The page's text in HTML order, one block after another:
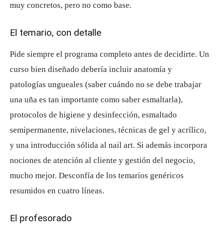
muy concretos, pero no como base.
El temario, con detalle
Pide siempre el programa completo antes de decidirte. Un
curso bien diseñado debería incluir anatomía y
patologías ungueales (saber cuándo no se debe trabajar
una uña es tan importante como saber esmaltarla),
protocolos de higiene y desinfección, esmaltado
semipermanente, nivelaciones, técnicas de gel y acrílico,
y una introducción sólida al nail art. Si además incorpora
nociones de atención al cliente y gestión del negocio,
mucho mejor. Desconfía de los temarios genéricos
resumidos en cuatro líneas.
El profesorado